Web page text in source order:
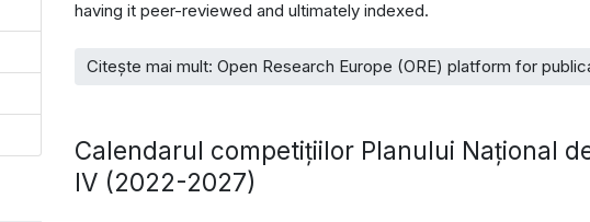
having it peer-reviewed and ultimately indexed.
Citește mai mult: Open Research Europe (ORE) platform for
Calendarul competițiilor Planului Național
IV (2022-2027)